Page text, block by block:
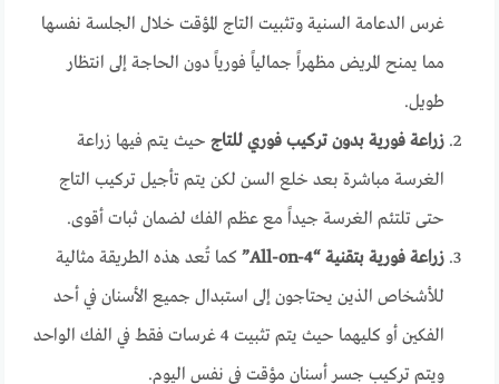
غرس الدعامة السنية وتثبيت التاج المؤقت خلال الجلسة نفسها
مما يمنح المريض مظهراً جمالياً فورياً دون الحاجة إلى انتظار
طويل.
زراعة فورية بدون تركيب فوري للتاج حيث يتم فيها زراعة
الغرسة مباشرة بعد خلع السن لكن يتم تأجيل تركيب التاج
حتى تلتئم الغرسة جيداً مع عظم الفك لضمان ثبات أقوى.
زراعة فورية بتقنية “All-on-4”
كما تُعد هذه الطريقة مثالية
للأشخاص الذين يحتاجون إلى استبدال جميع الأسنان في أحد
الفكين أو كليهما حيث يتم تثبيت 4 غرسات فقط في الفك الواحد
ويتم تركيب جسر أسنان مؤقت في نفس اليوم.